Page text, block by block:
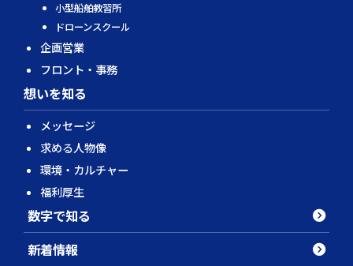
小型船舶教習所
ドローンスクール
企画営業
フロント・事務
想いを知る
メッセージ
求める人物像
環境・カルチャー
福利厚生
数字で知る
新着情報